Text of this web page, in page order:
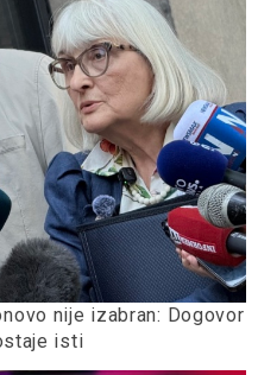
nije izabran: Dogovor
isti